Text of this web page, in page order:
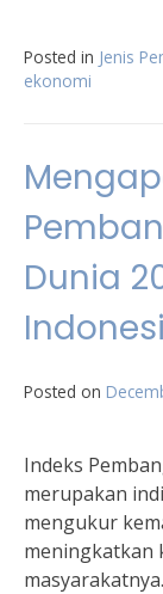
Posted in Jenis
ekonomi
Dunia
Posted on
Indeks
merupakan
mengukur
meningkatkan